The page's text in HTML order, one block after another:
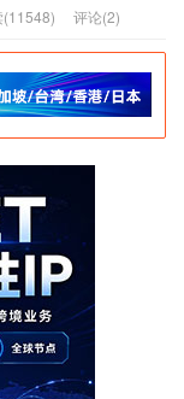
(11548) 评论(2)